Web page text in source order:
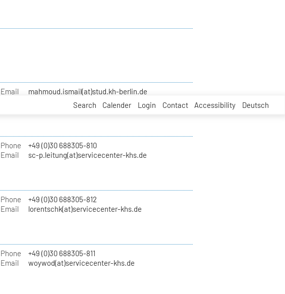
Search Calender Login Contact Accessibility Deutsch
Email mahmoud.ismail(at)stud.kh-berlin.de
Phone
+49 (0)30 688305-810
Email
sc-p.leitung(at)servicecenter-khs.de
Phone
+49 (0)30 688305-812
Email
lorentschk(at)servicecenter-khs.de
Phone
+49 (0)30 688305-811
Email
woywod(at)servicecenter-khs.de